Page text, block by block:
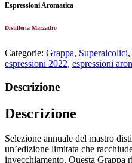
Espressioni Aromatica
Distilleria Marzadro
Categorie: Grappa, Superalcolici,
espressioni 2022, espressioni
Descrizione
Descrizione
Selezione annuale del mastro
un’edizione limitata che
invecchiamento. Questa Grappa